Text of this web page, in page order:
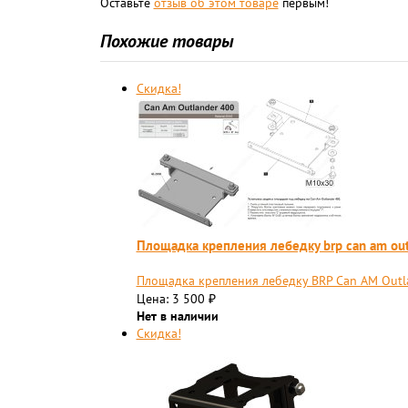
Похожие товары
Скидка!
Площадка крепления лебедку brp can am
Площадка крепления лебедку BRP Can AM
Цена: 3 500 ₽
Нет в наличии
Скидка!